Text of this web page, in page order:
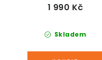
Skladem
1 990 Kč